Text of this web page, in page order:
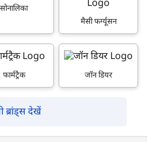
सोनालिका
मैसी फर्ग्यूसन
फार्मट्रैक जॉन डियर
ब्रांड्स देखें